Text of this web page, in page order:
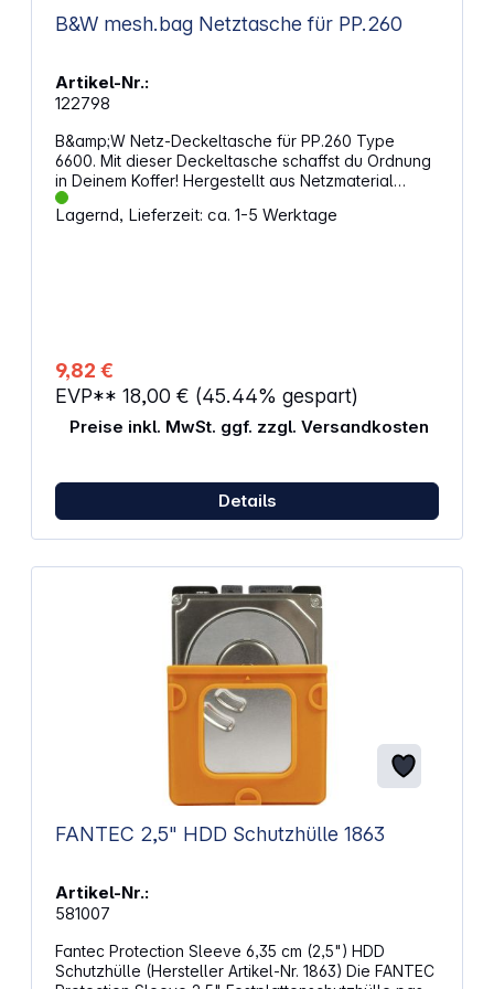
B&W mesh.bag Netztasche für PP.260
Artikel-Nr.:
122798
B&amp;W Netz-Deckeltasche für PP.260 Type
6600. Mit dieser Deckeltasche schaffst du Ordnung
in Deinem Koffer! Hergestellt aus Netzmaterial
bietet diese Deckeltasche die Möglichkeit zur
Aufbewahrung von Kleinteilen wie Speicherkarten,
Kofferdeckel befestigt Die Schrauben sind im
Lieferumfang enthalten
Lagernd, Lieferzeit: ca. 1-5 Werktage
9,82 €
EVP** 18,00 € (45.44% gespart)
Preise inkl. MwSt. ggf. zzgl. Versandkosten
Details
FANTEC 2,5" HDD Schutzhülle 1863
Artikel-Nr.:
581007
Fantec Protection Sleeve 6,35 cm (2,5") HDD
Schutzhülle (Hersteller Artikel-Nr. 1863) Die FANTEC